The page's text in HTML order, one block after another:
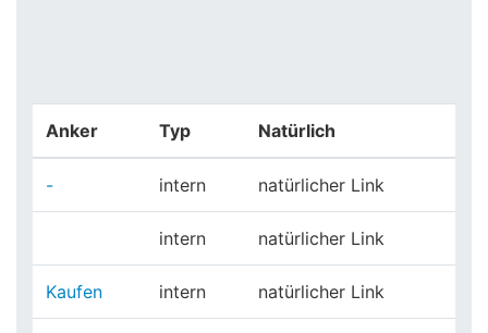
Anker Typ Natürlich
- intern natürlicher Link
intern natürlicher Link
Kaufen intern natürlicher Link